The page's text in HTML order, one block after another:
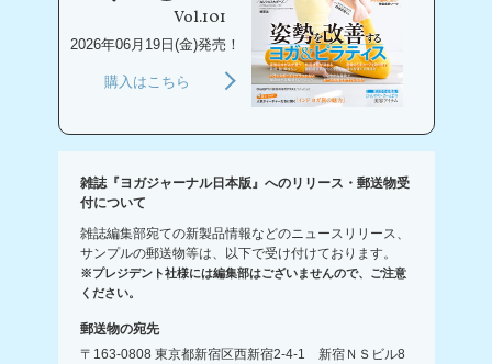
Vol.101
2026年06月19日(金)発売！
購入はこちら
雑誌『ヨガジャーナル日本版』へのリリース・郵送物受
付について
雑誌編集部宛ての新製品情報などのニュースリリース、
サンプルの郵送物等は、以下で受け付けております。
※プレジデント社様には編集部はございませんので、ご注意
ください。
郵送物の宛先
〒163-0808 東京都新宿区西新宿2-4-1 新宿ＮＳビル8